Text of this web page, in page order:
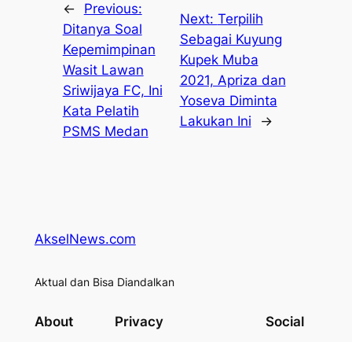
←
Previous:
Ditanya Soal
Kepemimpinan
Wasit Lawan
Sriwijaya FC, Ini
Kata Pelatih
PSMS Medan
Next: Terpilih
Sebagai Kuyung
Kupek Muba
2021, Apriza dan
Yoseva Diminta
Lakukan Ini
→
AkselNews.com
Aktual dan Bisa Diandalkan
About Privacy Social